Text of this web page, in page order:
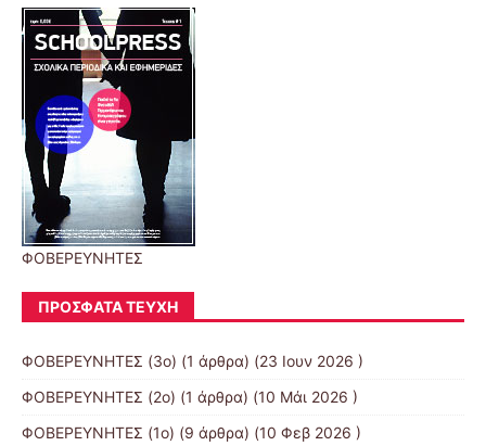
ΦΟΒΕΡΕΥΝΗΤΕΣ
ΠΡΌΣΦΑΤΑ ΤΕΎΧΗ
ΦΟΒΕΡΕΥΝΗΤΕΣ (3ο) (1 άρθρα) (23 Ιουν 2026 )
ΦΟΒΕΡΕΥΝΗΤΕΣ (2ο) (1 άρθρα) (10 Μάι 2026 )
ΦΟΒΕΡΕΥΝΗΤΕΣ (1ο) (9 άρθρα) (10 Φεβ 2026 )